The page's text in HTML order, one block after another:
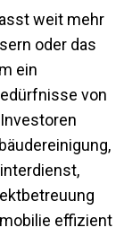
weit mehr
oder das
ein
von
effizient